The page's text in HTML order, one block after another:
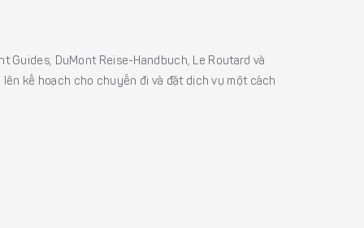
Guides, DuMont Reise-Handbuch, Le Routard và
kế hoạch cho chuyến đi và đặt dịch vụ một cách